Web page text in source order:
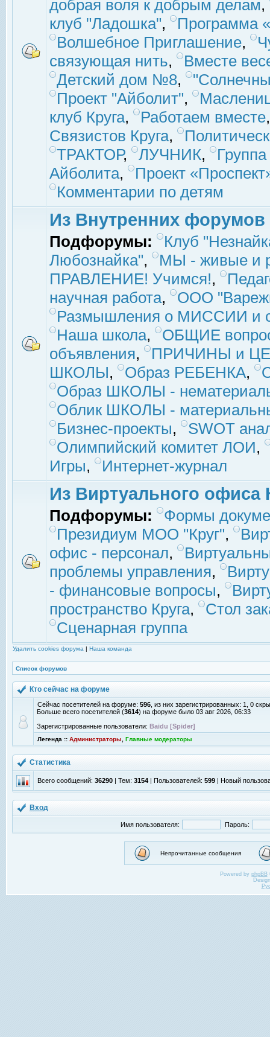
добрая воля к добрым делам,
клуб "Ладошка",
Программа
Волшебное Приглашение,
связующая нить,
Вместе
Детский дом №8,
Проект "Айболит",
клуб Круга, Работаем вместе
Связистов Круга,
ТРАКТОР, ЛУЧНИК,
Айболита,
Проект
Комментарии по детям
Из Внутренних форумов
Подфорумы:
Клуб
Любознайка",
МЫ - живые и
ПРАВЛЕНИЕ! Учимся!,
научная работа,
ООО
Размышления о МИССИИ и
Наша школа,
ОБЩИЕ
объявления,
ПРИЧИНЫ и
ШКОЛЫ, Образ РЕБЕНКА,
Образ ШКОЛЫ -
Облик ШКОЛЫ -
Бизнес-проекты,
SWOT
Олимпийский комитет ЛОИ,
Игры, Интернет-журнал
Из Виртуального офиса
Подфорумы:
Формы
Президиум МОО "Круг",
офис - персонал,
проблемы управления,
- финансовые вопросы,
пространство Круга,
Стол
Сценарная группа
Удалить cookies форума | Наша команда
Список форумов
Кто сейчас на форуме
Сейчас посетителей на форуме: 596 , из них зарегистрированных: 1, 0
Больше всего посетителей (3614) на форуме было 03 авг 2026, 06:33
Зарегистрированные пользователи: Baidu [Spider]
Легенда :: Администраторы Главные модераторы
Статистика
Всего сообщений: 36290 | Тем: 3154 | Пользователей: 599 | Новый
Вход
Имя пользователя: Пароль:
Непрочитанные сообщения
Powered by phpBB